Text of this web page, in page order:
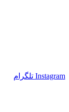
Instagram تلگرام